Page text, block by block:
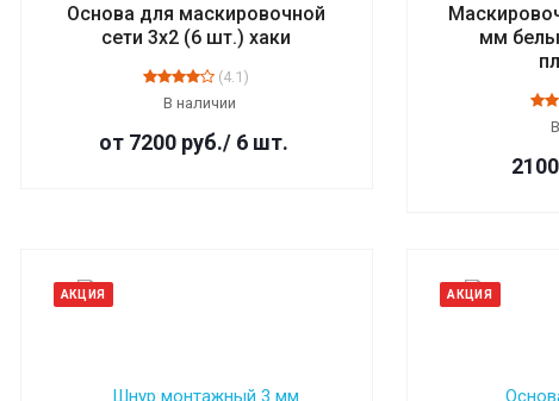
Основа для маскировочной
сети 3х2 (6 шт.) хаки
(4.1)
В наличии
от 7200 руб./ 6 шт.
мм
2100
АКЦИЯ АКЦИЯ